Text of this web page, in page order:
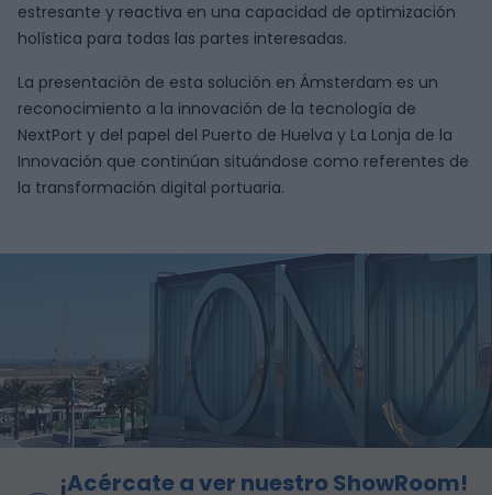
estresante y reactiva en una capacidad de optimización
holística para todas las partes interesadas.
La presentación de esta solución en Ámsterdam es un
reconocimiento a la innovación de la tecnología de
NextPort y del papel del Puerto de Huelva y La Lonja de la
Innovación que continúan situándose como referentes de
la transformación digital portuaria.
¡Acércate a ver nuestro ShowRoom!